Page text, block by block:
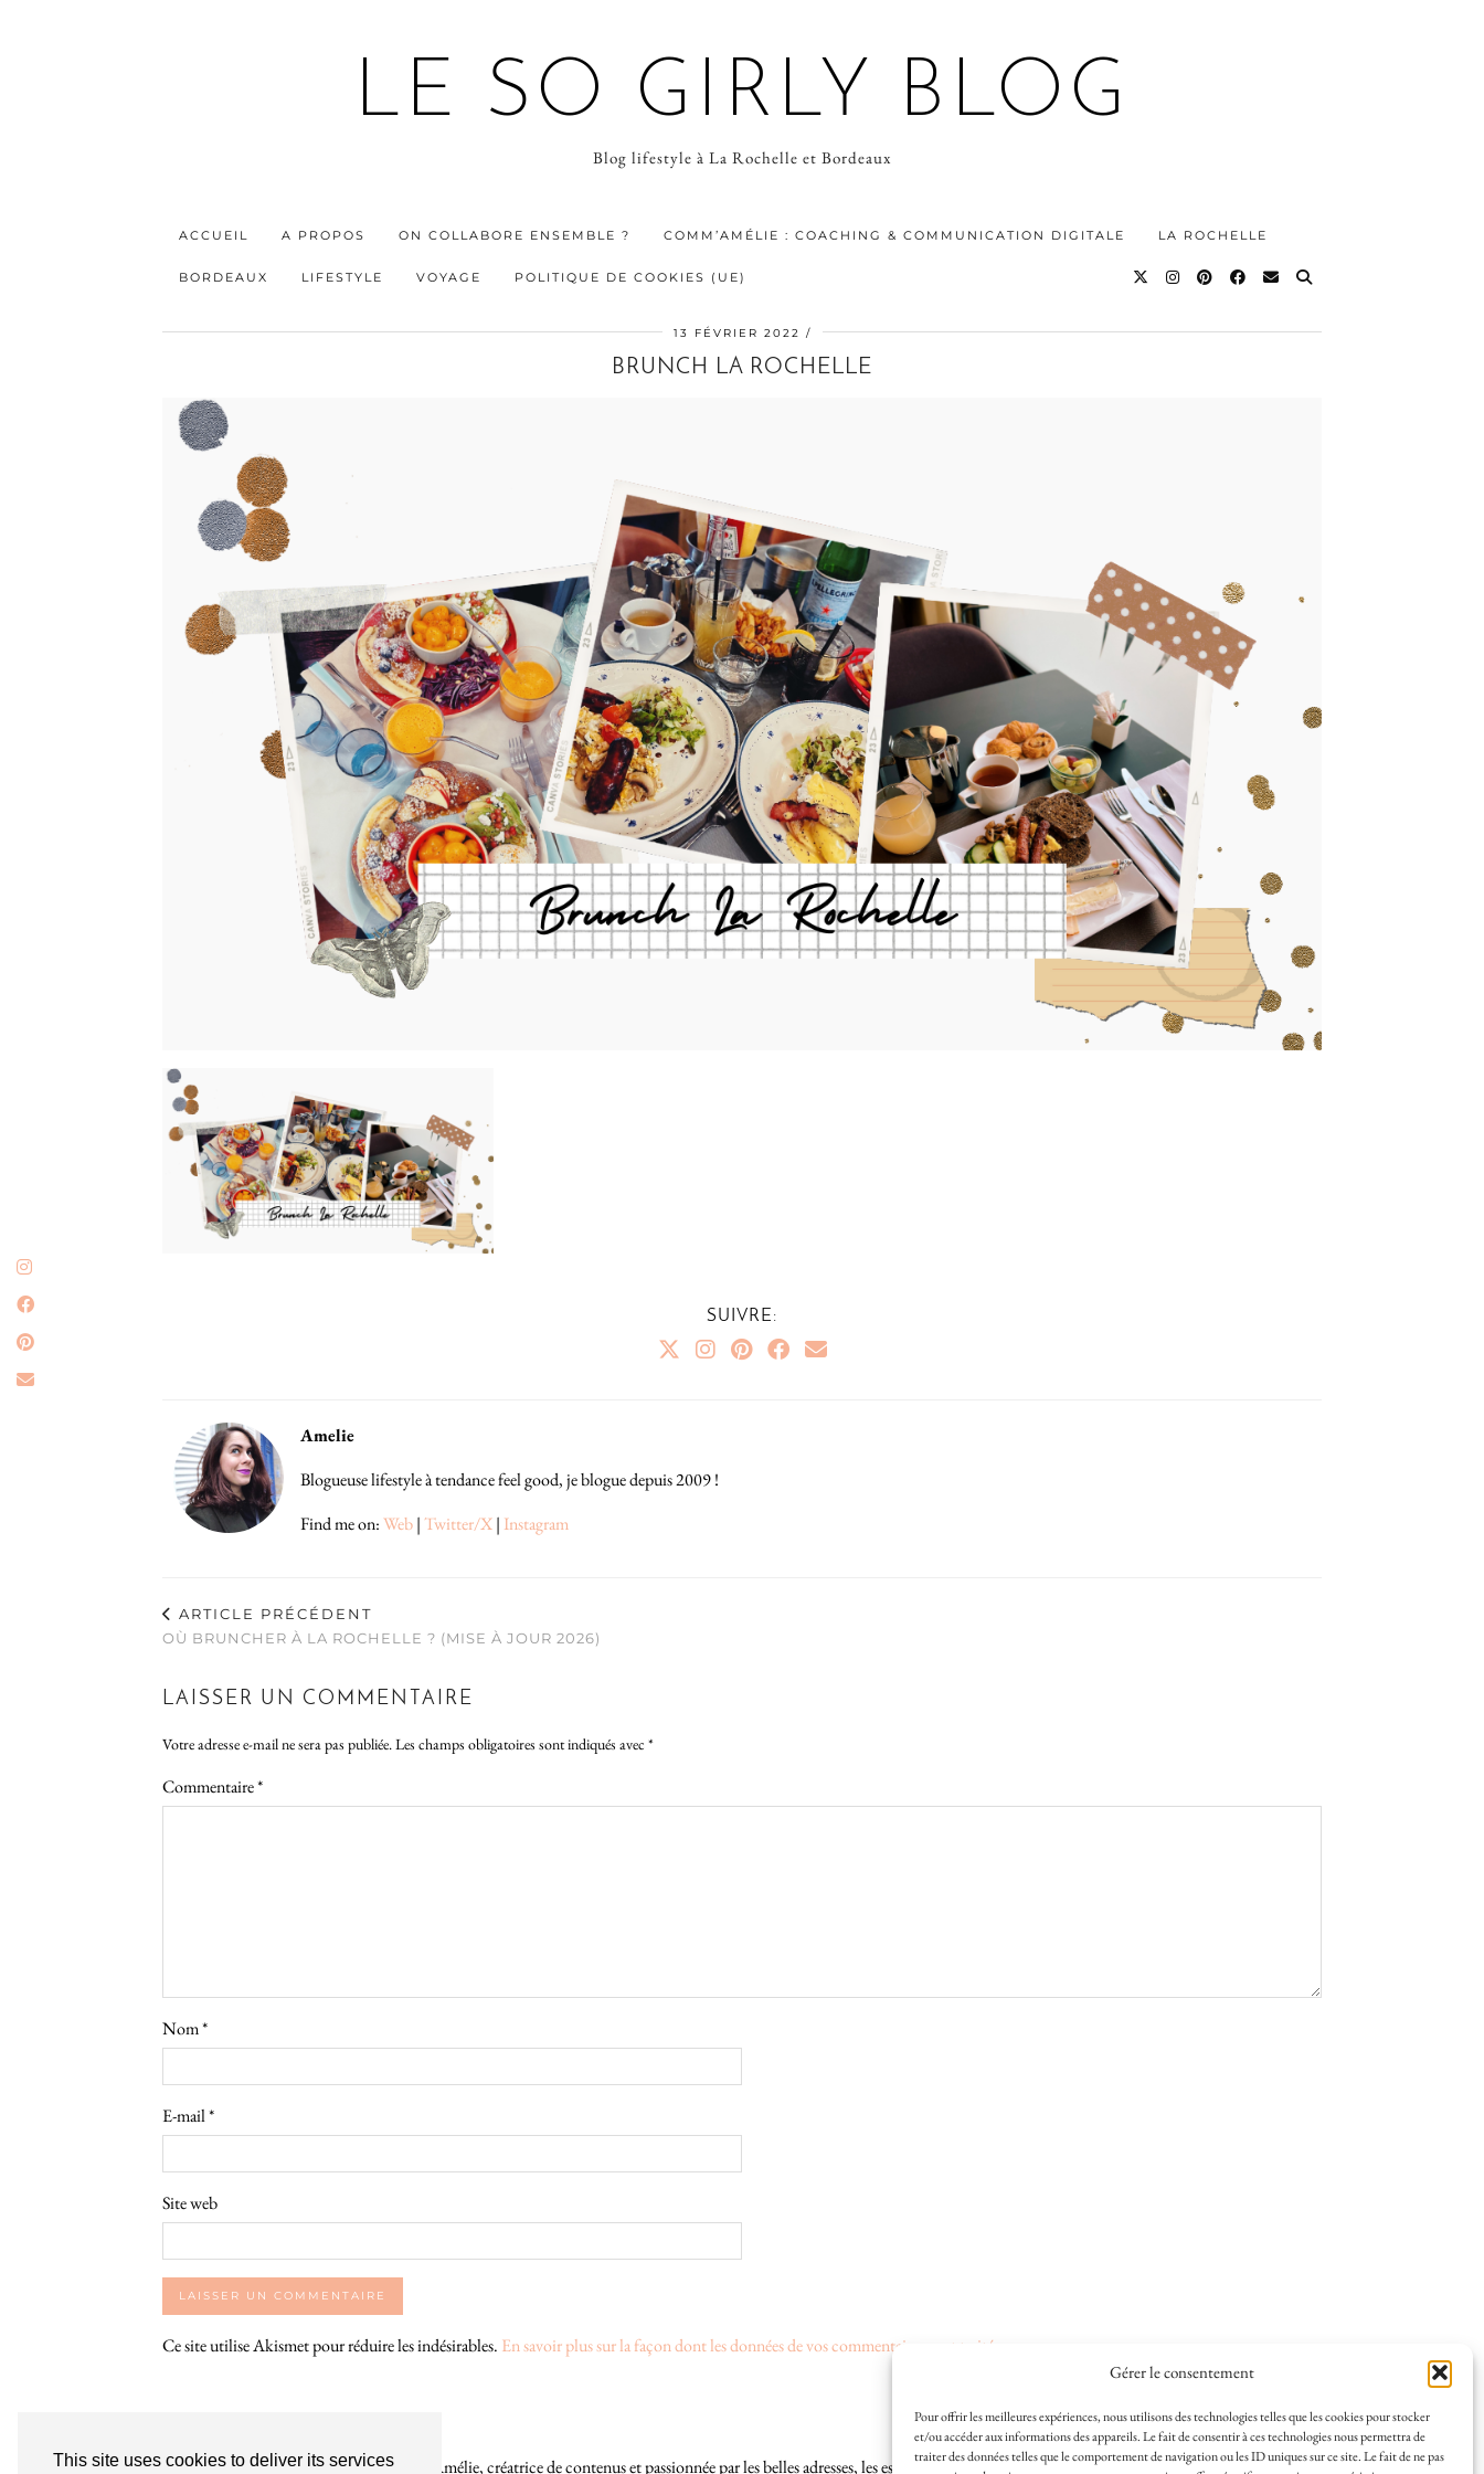
This site uses cookies to deliver its services
Gérer le consentement
Pour offrir les meilleures expériences, nous utilisons des technologies telles que les cookies pour stocker
et/ou accéder aux informations des appareils. Le fait de consentir à ces technologies nous permettra de
traiter des données telles que le comportement de navigation ou les ID uniques sur ce site. Le fait de ne pas
LE SO GIRLY BLOG
Blog lifestyle à La Rochelle et Bordeaux
ACCUEIL A PROPOS ON COLLABORE ENSEMBLE ? COMM’AMÉLIE : COACHING & COMMUNICATION DIGITALE LA ROCHELLE
BORDEAUX LIFESTYLE VOYAGE POLITIQUE DE COOKIES (UE)
13 FÉVRIER 2022
BRUNCH LA ROCHELLE
SUIVRE:
Amelie
Blogueuse lifestyle à tendance feel good, je blogue depuis 2009 !
Find me on:Web|Twitter/X| Instagram
ARTICLE PRÉCÉDENT
OÙ BRUNCHER À LA ROCHELLE ? (MISE À JOUR 2026)
LAISSER UN COMMENTAIRE
Votre adresse e-mail ne sera pas publiée.Les champs obligatoires sont indiqués avec *
Commentaire*
Nom*
E-mail*
Site web
Ce site utilise Akismet pour réduire les indésirables. En savoir plus sur la façon dont les données de vos commentaires sont traitées
Bienvenue sur le So Girly Blog ! Je suis Amélie, créatrice de contenus et passionnée par les belles adresses, les escapades locales et la vie à La Rochelle, où je vis depuis plusieurs